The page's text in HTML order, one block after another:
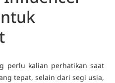
perlu kalian perhatikan saat
tepat, selain dari segi usia,